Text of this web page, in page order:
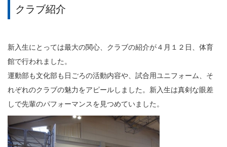
クラブ紹介
新入生にとっては最大の関心、クラブの紹介が４月１２日、体育
館で行われました。
運動部も文化部も日ごろの活動内容や、試合用ユニフォーム、そ
れぞれのクラブの魅力をアピールしました。新入生は真剣な眼差
しで先輩のパフォーマンスを見つめていました。